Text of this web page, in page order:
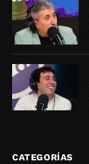
CATEGORÍAS